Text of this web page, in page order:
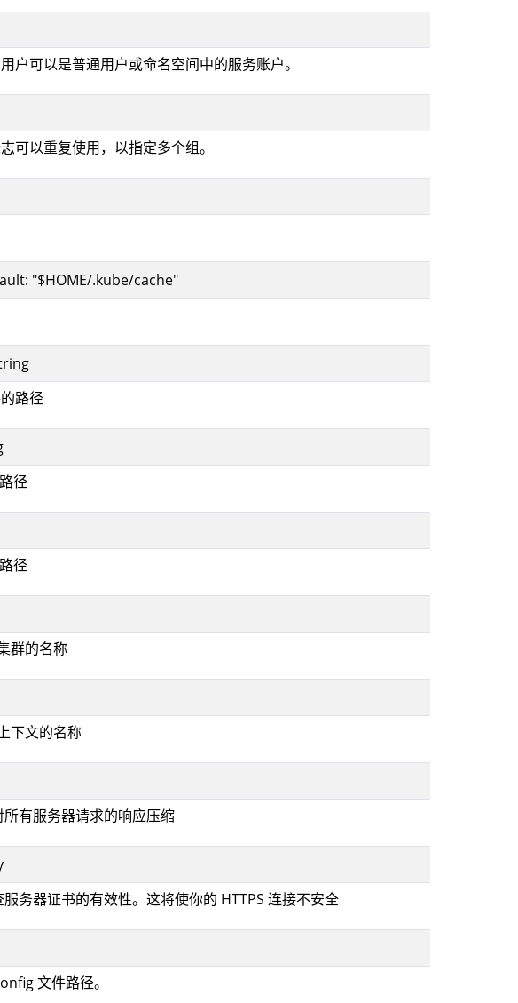
户可以是普通用户或命名空间中的服务账户。
可以重复使用，以指定多个组。
"$HOME/.kube/cache"
路径
径
径
群的名称
下文的名称
有服务器请求的响应压缩
务器证书的有效性。这将使你的 HTTPS 连接不安全
文件路径。